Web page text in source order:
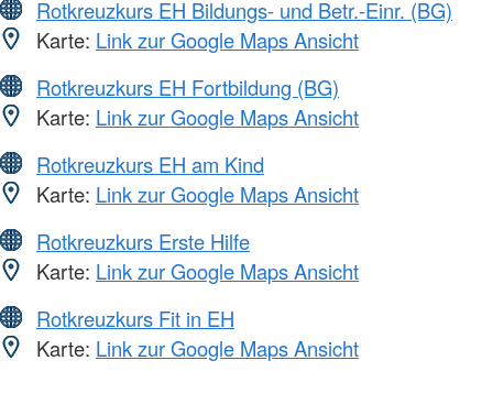
Rotkreuzkurs EH Bildungs- und Betr.-Einr. (BG)
Karte: Link zur Google Maps Ansicht
Rotkreuzkurs EH Fortbildung (BG)
Karte: Link zur Google Maps Ansicht
Rotkreuzkurs EH am Kind
Karte: Link zur Google Maps Ansicht
Rotkreuzkurs Erste Hilfe
Karte: Link zur Google Maps Ansicht
Rotkreuzkurs Fit in EH
Karte: Link zur Google Maps Ansicht